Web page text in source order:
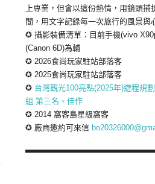
上專業，但會以這份熱情，用鏡頭捕
間，用文字記錄每一次旅行的風景與
✪ 攝影裝備清單：目前手機(vivo
(Canon 6D)為輔
✪ 2026食尚玩家駐站部落客
✪ 2025食尚玩家駐站部落客
✪ 台灣觀光100亮點(2025年)遊程規
組 第三名、佳作
✪ 2014 窩客島星級窩客
✪ 廠商邀約可來信